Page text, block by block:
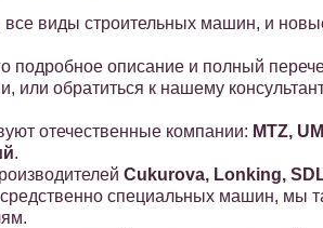
виды строительных машин, и
подробное описание и полный
обратиться к нашему
отечественные компании: MTZ,
.
Cukurova, Lonking,
специальных машин, мы